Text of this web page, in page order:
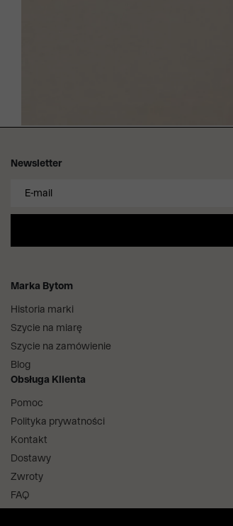
Marka Bytom
Historia marki
Szycie na miarę
Szycie na zamówienie
Blog
Obsługa Klienta
Pomoc
Polityka prywatności
Kontakt
Dostawy
Zwroty
FAQ
Newsletter